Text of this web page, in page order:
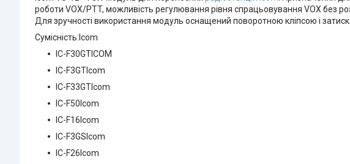
роботи VOX/PTT, можливість регулювання рівня спрацьовування VOX без
Для зручності використання модуль оснащений поворотною кліпсою і
Сумісність:Icom
IC-F30GTICOM
IC-F3GTIcom
IC-F33GTIcom
IC-F50Icom
IC-F16Icom
IC-F3GSIcom
IC-F26Icom